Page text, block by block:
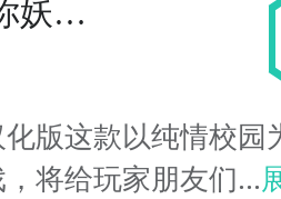
妖精
版这款以纯情校园
将给玩家朋友们...